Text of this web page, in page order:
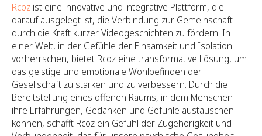
Rcoz ist eine innovative und integrative Plattform, die
darauf ausgelegt ist, die Verbindung zur Gemeinschaft
durch die Kraft kurzer Videogeschichten zu fördern. In
einer Welt, in der Gefühle der Einsamkeit und Isolation
vorherrschen, bietet Rcoz eine transformative Lösung, um
das geistige und emotionale Wohlbefinden der
Gesellschaft zu stärken und zu verbessern. Durch die
Bereitstellung eines offenen Raums, in dem Menschen
ihre Erfahrungen, Gedanken und Gefühle austauschen
können, schafft Rcoz ein Gefühl der Zugehörigkeit und